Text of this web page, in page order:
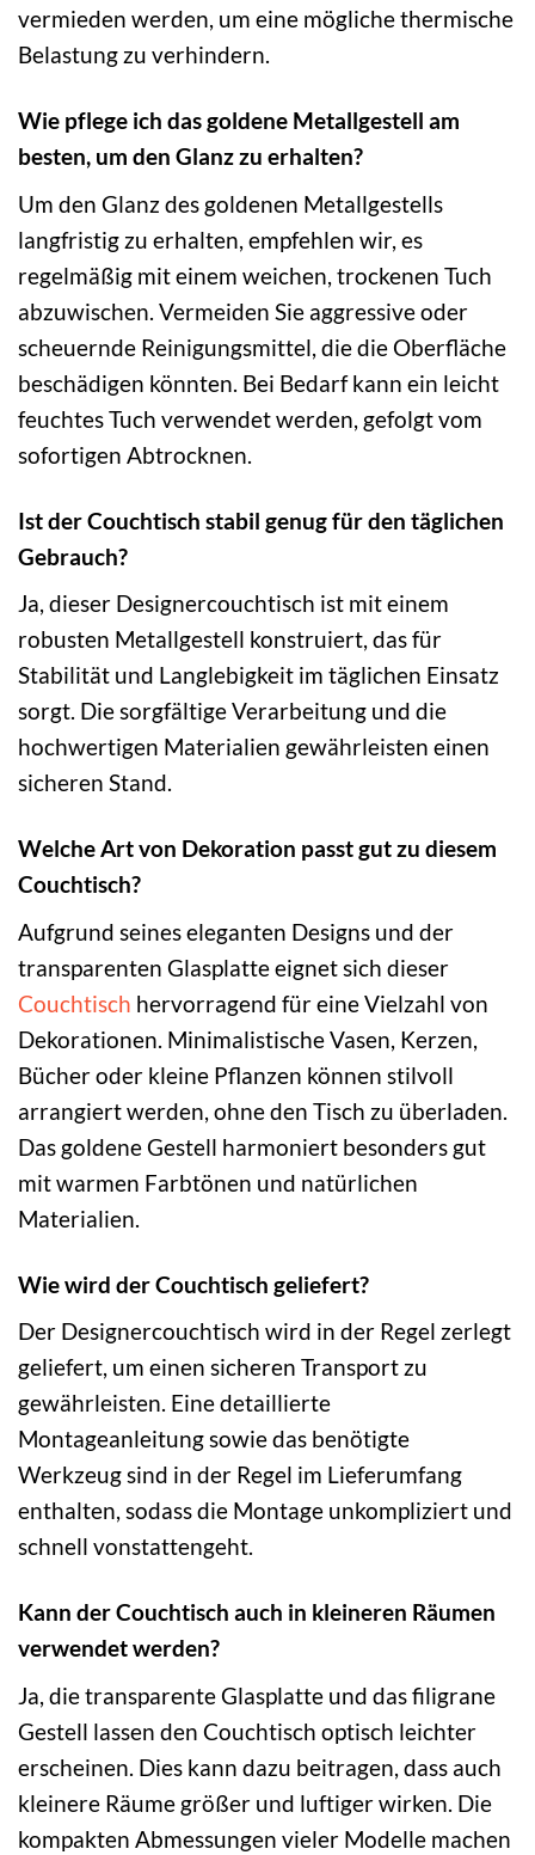
vermieden werden, um eine mögliche thermische
Belastung zu verhindern.
Wie pflege ich das goldene Metallgestell am
besten, um den Glanz zu erhalten?
Um den Glanz des goldenen Metallgestells
langfristig zu erhalten, empfehlen wir, es
regelmäßig mit einem weichen, trockenen Tuch
abzuwischen. Vermeiden Sie aggressive oder
scheuernde Reinigungsmittel, die die Oberfläche
beschädigen könnten. Bei Bedarf kann ein leicht
feuchtes Tuch verwendet werden, gefolgt vom
sofortigen Abtrocknen.
Ist der Couchtisch stabil genug für den täglichen
Gebrauch?
Ja, dieser Designercouchtisch ist mit einem
robusten Metallgestell konstruiert, das für
Stabilität und Langlebigkeit im täglichen Einsatz
sorgt. Die sorgfältige Verarbeitung und die
hochwertigen Materialien gewährleisten einen
sicheren Stand.
Welche Art von Dekoration passt gut zu diesem
Couchtisch?
Aufgrund seines eleganten Designs und der
transparenten Glasplatte eignet sich dieser
Couchtisch hervorragend für eine Vielzahl von
Dekorationen. Minimalistische Vasen, Kerzen,
Bücher oder kleine Pflanzen können stilvoll
arrangiert werden, ohne den Tisch zu überladen.
Das goldene Gestell harmoniert besonders gut
mit warmen Farbtönen und natürlichen
Materialien.
Wie wird der Couchtisch geliefert?
Der Designercouchtisch wird in der Regel zerlegt
geliefert, um einen sicheren Transport zu
gewährleisten. Eine detaillierte
Montageanleitung sowie das benötigte
Werkzeug sind in der Regel im Lieferumfang
enthalten, sodass die Montage unkompliziert und
schnell vonstattengeht.
Kann der Couchtisch auch in kleineren Räumen
verwendet werden?
Ja, die transparente Glasplatte und das filigrane
Gestell lassen den Couchtisch optisch leichter
erscheinen. Dies kann dazu beitragen, dass auch
kleinere Räume größer und luftiger wirken. Die
kompakten Abmessungen vieler Modelle machen